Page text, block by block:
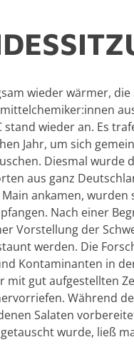
wie­der wär­mer,
stand wie­der an. Es
Jahr, um sich
Dies­mal
aus ganz
an­ka­men,
Nach einer
Vor­stel­lung der
wer­den. Die
Kon­ta­mi­nan­ten in
mit gut auf­ge­stell­ten
Wäh­rend
Sa­la­ten
wurde, ließ